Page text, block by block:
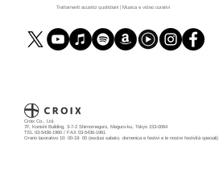
Trattamenti acustici quotidiani | Musica e video curativi
Croix Co., Ltd.
7F, Konishi Building, 3-7-2 Shimomeguro, Meguro-ku, Tokyo 153-0064
TEL 03-5436-1960 / FAX 03-5436-1961
Orario lavorativo 10: 00-19: 00 (esclusi sabato, domenica e festivi e le nostre festività speciali)